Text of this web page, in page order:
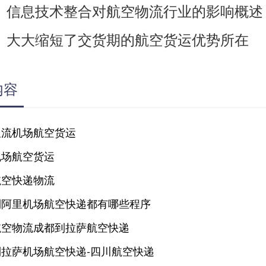
信息技术整合对航空物流行业的影响概述
大大缩短了交货期的航空货运优势所在
机场航空货运
航空货运
快递物流
里机场航空快递都有哪些程序
物流成都到拉萨航空快递
萨机场航空快递-四川航空快递